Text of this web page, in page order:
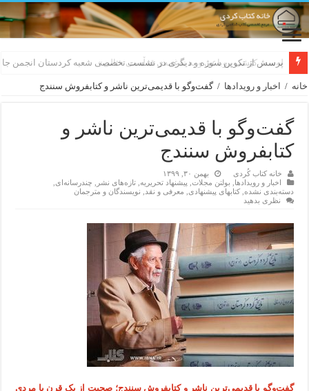
لەسەر کێشی ڕوباعی و به نەغمەی قەڵەمی «ئالی»
خانه / اخبار و رویدادها / گفت‌وگو با قدیمی‌ترین ناشر و کتابفروش سنندج
گفت‌وگو با قدیمی‌ترین ناشر و
کتابفروش سنندج
خانه کتاب کُردی
بهمن ۳۰, ۱۳۹۹
اخبار و رویدادها
بولتن مجلات پیشنهاد تحریریه ,تازەهای نشر چندرسانه‌ای
دسته‌بندی نشده ,کتابهای پیشنهادی معرفی و نقد
نویسندگان و مترجمان
نظری بدهید
گفت‌وگو با قدیمی‌ترین ناشر و کتابفروش سنندج؛ ​صحبت از یک قرن با مردی